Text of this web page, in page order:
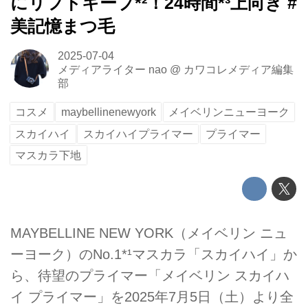
美記憶まつ毛
2025-07-04
メディアライター nao@ カワコレメディア編集
部
コスメ maybellinenewyork
メイベリンニューヨーク
スカイハイ
スカイハイプライマー
プライマー
マスカラ下地
MAYBELLINE NEW YORK（メイベリン ニュ
ーヨーク）のNo.1*¹マスカラ「スカイハイ」か
ら、待望のプライマー「メイベリン スカイハ
イ プライマー」を2025年7月5日（土）より全